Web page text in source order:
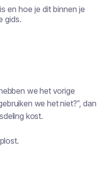
en hoe je dit binnen je
gids.
we het vorige
we het niet?”, dan
kost.